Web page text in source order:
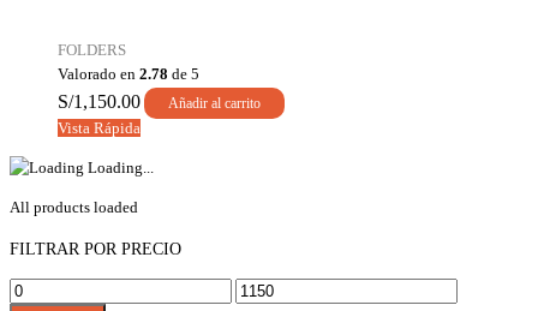
FOLDERS
Valorado en 2.78 de 5
S/1,150.00 Añadir al carrito
Vista Rápida
Loading...
All products loaded
FILTRAR POR PRECIO
PRECIO
PRECIO